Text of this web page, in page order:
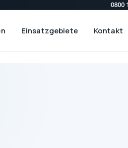
0800
Einsatzgebiete Kontakt